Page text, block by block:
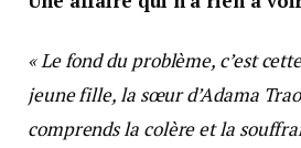
« Le fond du problème, c’est
jeune fille, la sœur d’Adama
comprends la colère et la